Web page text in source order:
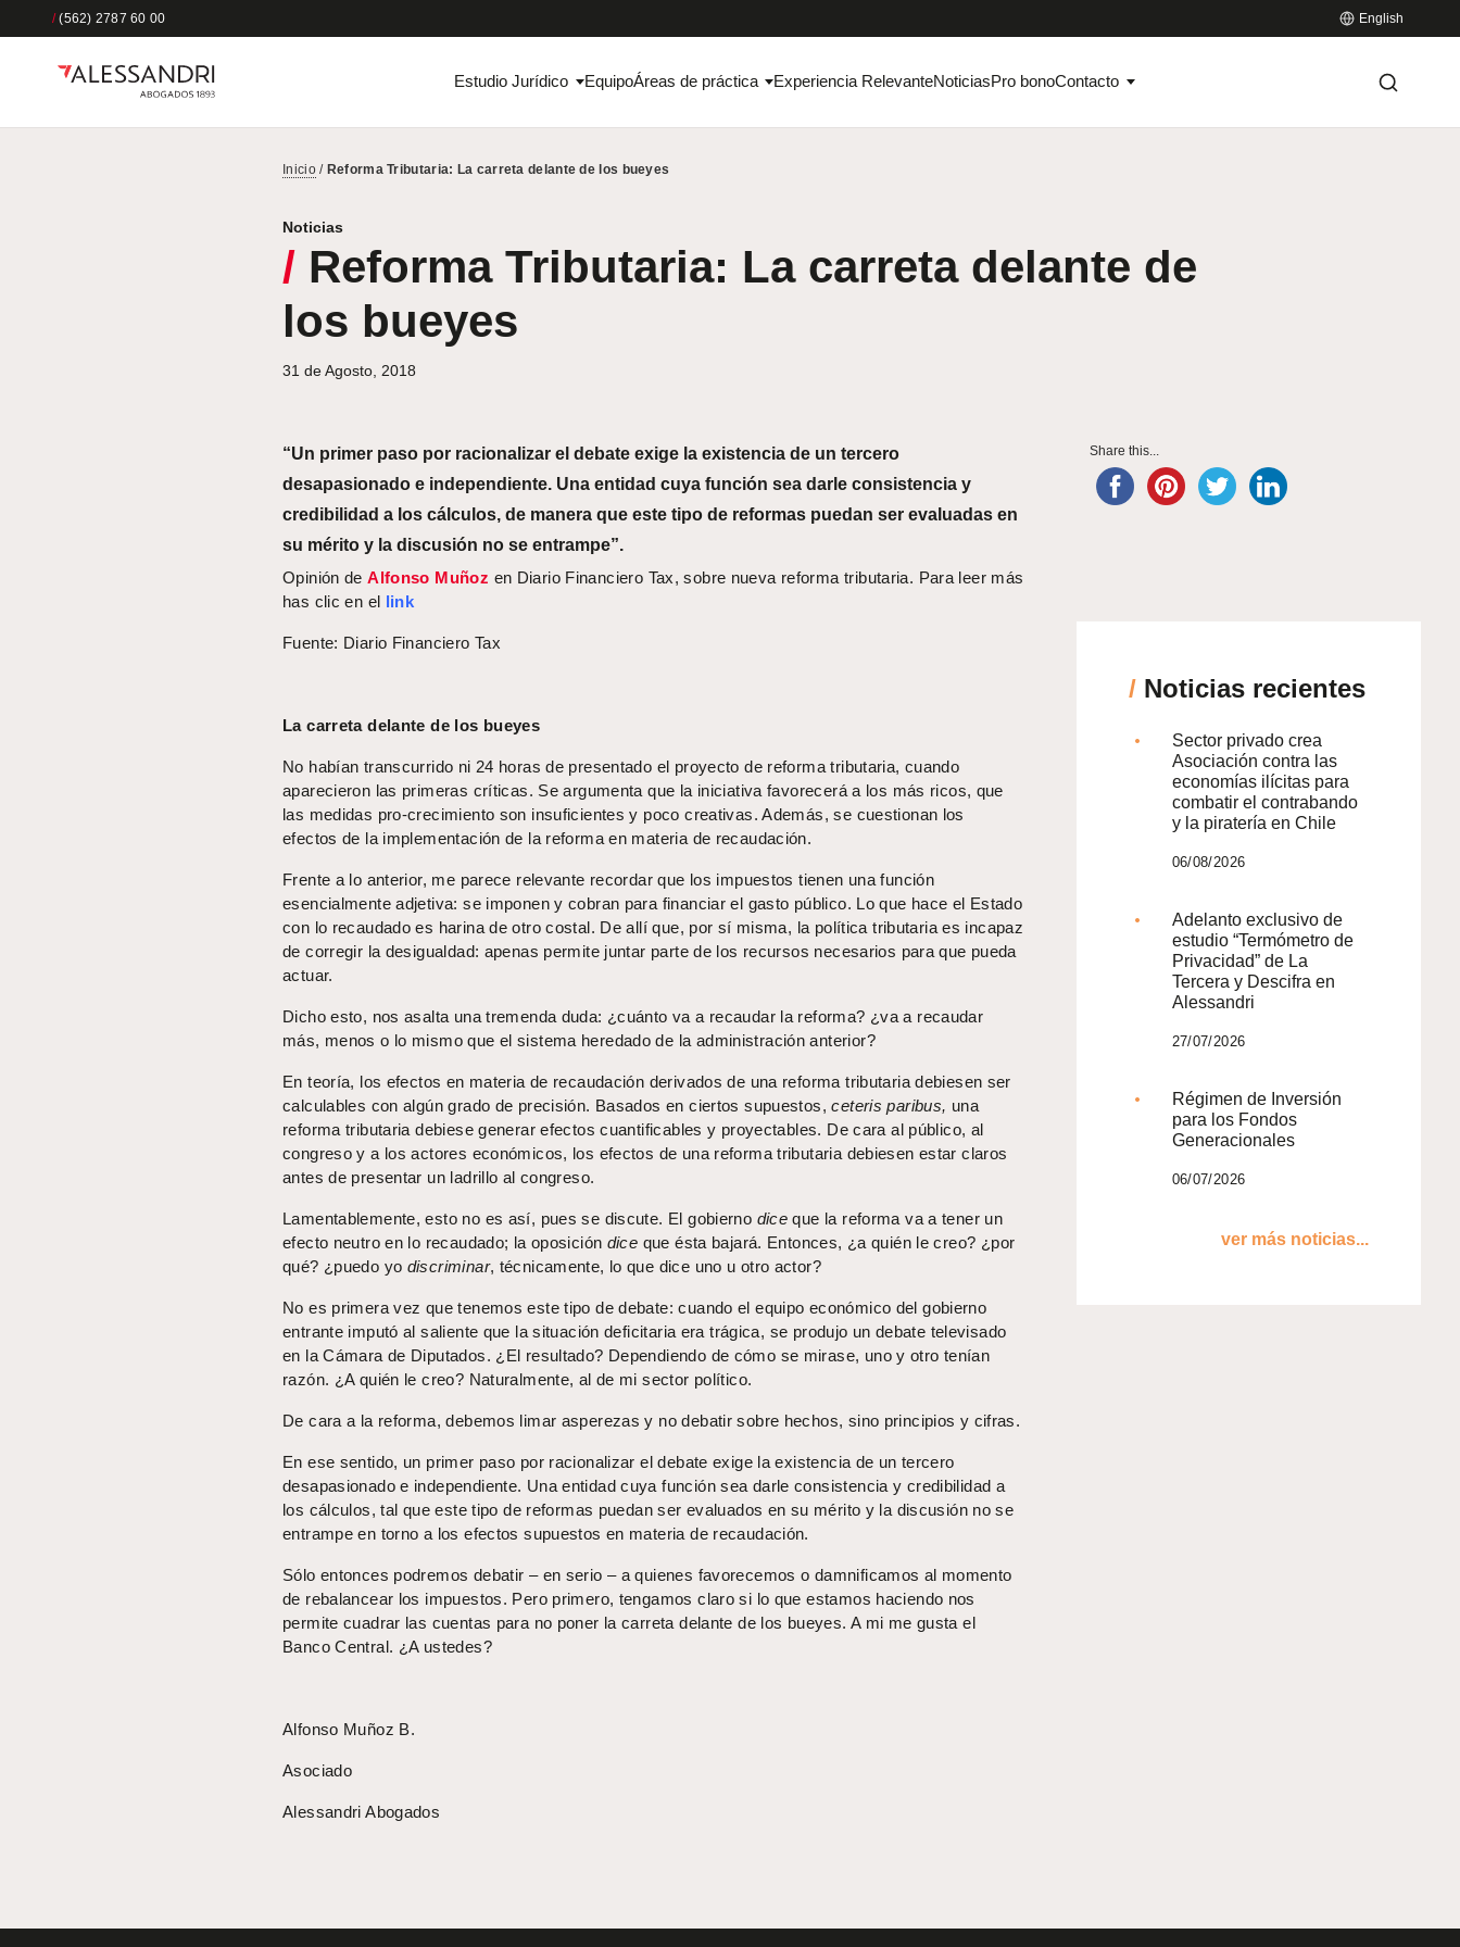
/(562) 2787 60 00 English
Estudio Jurídico EquipoÁreas de práctica Experiencia RelevanteNoticiasPro bonoContacto
Inicio/ Reforma Tributaria: La carreta delante de los bueyes
Noticias
/ Reforma Tributaria: La carreta delante de
los bueyes
31 de Agosto, 2018
“Un primer paso por racionalizar el debate exige la existencia de un tercero
desapasionado e independiente. Una entidad cuya función sea darle consistencia y
credibilidad a los cálculos, de manera que este tipo de reformas puedan ser evaluadas en
su mérito y la discusión no se entrampe”.
Opinión deAlfonso Muñoz en Diario Financiero Tax, sobre nueva reforma tributaria. Para leer más
has clic en el link
Fuente: Diario Financiero Tax
La carreta delante de los bueyes
No habían transcurrido ni 24 horas de presentado el proyecto de reforma tributaria, cuando
aparecieron las primeras críticas. Se argumenta que la iniciativa favorecerá a los más ricos, que
las medidas pro-crecimiento son insuficientes y poco creativas. Además, se cuestionan los
efectos de la implementación de la reforma en materia de recaudación.
Frente a lo anterior, me parece relevante recordar que los impuestos tienen una función
esencialmente adjetiva: se imponen y cobran para financiar el gasto público. Lo que hace el Estado
con lo recaudado es harina de otro costal. De allí que, por sí misma, la política tributaria es incapaz
de corregir la desigualdad: apenas permite juntar parte de los recursos necesarios para que pueda
actuar.
Dicho esto, nos asalta una tremenda duda: ¿cuánto va a recaudar la reforma? ¿va a recaudar
más, menos o lo mismo que el sistema heredado de la administración anterior?
En teoría, los efectos en materia de recaudación derivados de una reforma tributaria debiesen ser
calculables con algún grado de precisión. Basados en ciertos supuestos,ceteris paribus, una
reforma tributaria debiese generar efectos cuantificables y proyectables. De cara al público, al
congreso y a los actores económicos, los efectos de una reforma tributaria debiesen estar claros
antes de presentar un ladrillo al congreso.
Lamentablemente, esto no es así, pues se discute. El gobierno dice que la reforma va a tener un
efecto neutro en lo recaudado; la oposición dice que ésta bajará. Entonces, ¿a quién le creo? ¿por
qué? ¿puedo yo discriminar, técnicamente, lo que dice uno u otro actor?
No es primera vez que tenemos este tipo de debate: cuando el equipo económico del gobierno
entrante imputó al saliente que la situación deficitaria era trágica, se produjo un debate televisado
en la Cámara de Diputados. ¿El resultado? Dependiendo de cómo se mirase, uno y otro tenían
razón. ¿A quién le creo? Naturalmente, al de mi sector político.
De cara a la reforma, debemos limar asperezas y no debatir sobre hechos, sino principios y cifras.
En ese sentido, un primer paso por racionalizar el debate exige la existencia de un tercero
desapasionado e independiente. Una entidad cuya función sea darle consistencia y credibilidad a
los cálculos, tal que este tipo de reformas puedan ser evaluados en su mérito y la discusión no se
entrampe en torno a los efectos supuestos en materia de recaudación.
Sólo entonces podremos debatir – en serio – a quienes favorecemos o damnificamos al momento
de rebalancear los impuestos. Pero primero, tengamos claro si lo que estamos haciendo nos
permite cuadrar las cuentas para no poner la carreta delante de los bueyes. A mi me gusta el
Banco Central. ¿A ustedes?
Alfonso Muñoz B.
Asociado
Alessandri Abogados
Share this...
/Noticias recientes
Sector privado crea
Asociación contra las
economías ilícitas para
combatir el contrabando
y la piratería en Chile
06/08/2026
Adelanto exclusivo de
estudio “Termómetro de
Privacidad” de La
Tercera y Descifra en
Alessandri
27/07/2026
Régimen de Inversión
para los Fondos
Generacionales
06/07/2026
ver más noticias...